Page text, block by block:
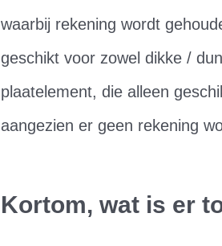
waarbij rekening wordt
geschikt voor zowel dikke /
plaatelement, die alleen
aangezien er geen rekening
Kortom, wat is er